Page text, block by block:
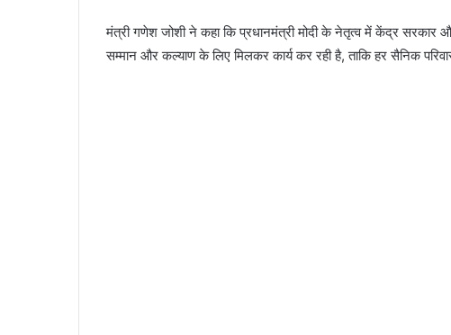
मंत्री गणेश जोशी ने कहा कि प्रधानमंत्री मोदी के नेतृत्व में केंद्र सरकार
सम्मान और कल्याण के लिए मिलकर कार्य कर रही है, ताकि हर सैनिक